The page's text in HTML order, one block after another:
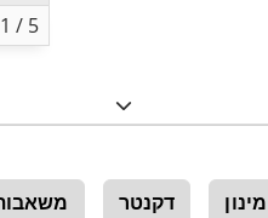
1 / 5
דקנטר מינון